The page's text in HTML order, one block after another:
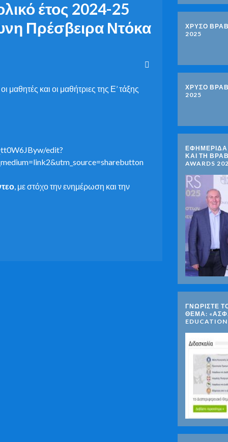
έτος 2024-25
Πρέσβειρα Ντόκα
και οι μαθήτριες της Ε’ τάξης
edit?
, με στόχο την ενημέρωση και την
ΧΡΥΣΟ
2025
ΧΡΥΣΟ
2025
ΕΦΗΜΕΡΙΔΑ
ΚΑΙ ΤΗ
AWARDS
ΓΝΩΡΊΣΤΕ
ΘΈΜΑ:
EDUCATION